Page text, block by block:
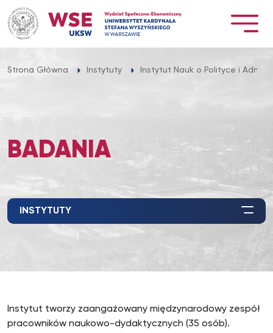
Przejdź
do
treści
Strona Główna Instytuty Instytut Nauk o Polityce i
BADANIA
INSTYTUTY
Instytut tworzy zaangażowany międzynarodowy zespół
pracowników naukowo-dydaktycznych (35 osób).